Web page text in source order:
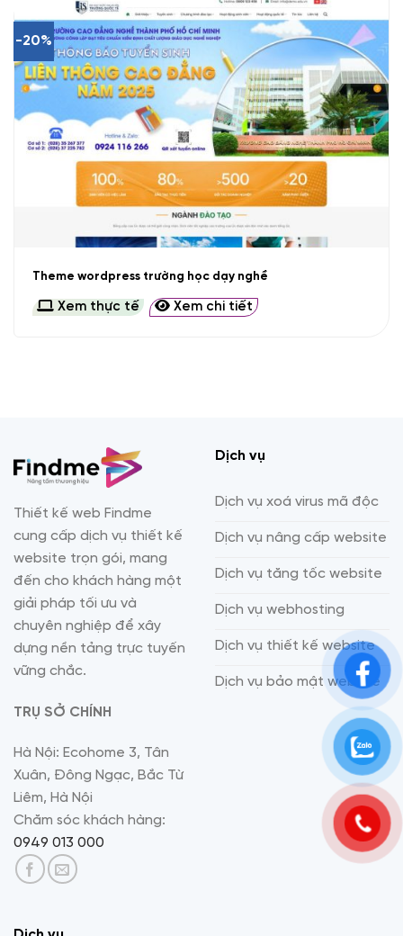
-20%
Theme wordpress trường học dạy nghề
Xem thực tế Xem chi tiết
Thiết kế web Findme
cung cấp dịch vụ thiết kế
website trọn gói, mang
đến cho khách hàng một
giải pháp tối ưu và
chuyên nghiệp để xây
dựng nền tảng trực tuyến
vững chắc.
TRỤ SỞ CHÍNH
Hà Nội: Ecohome 3, Tân
Xuân, Đông Ngạc, Bắc Từ
Liêm, Hà Nội
Chăm sóc khách hàng:
0949 013 000
Dịch vụ
Dịch vụ xoá virus mã độc
Dịch vụ nâng cấp website
Dịch vụ tăng tốc website
Dịch vụ webhosting
Dịch vụ thiết kế website
Dịch vụ bảo mật website